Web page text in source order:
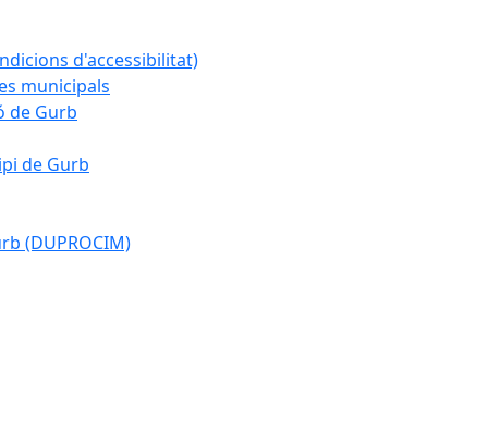
d'accessibilitat)
municipals
de Gurb
de Gurb
(DUPROCIM)